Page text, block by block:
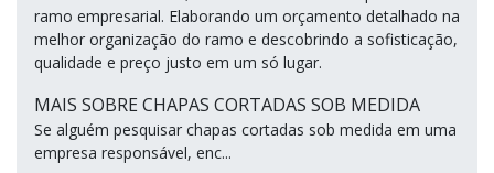
ramo empresarial. Elaborando um orçamento detalhado na
melhor organização do ramo e descobrindo a sofisticação,
qualidade e preço justo em um só lugar.
MAIS SOBRE CHAPAS CORTADAS SOB MEDIDA
Se alguém pesquisar chapas cortadas sob medida em uma
empresa responsável, enc...